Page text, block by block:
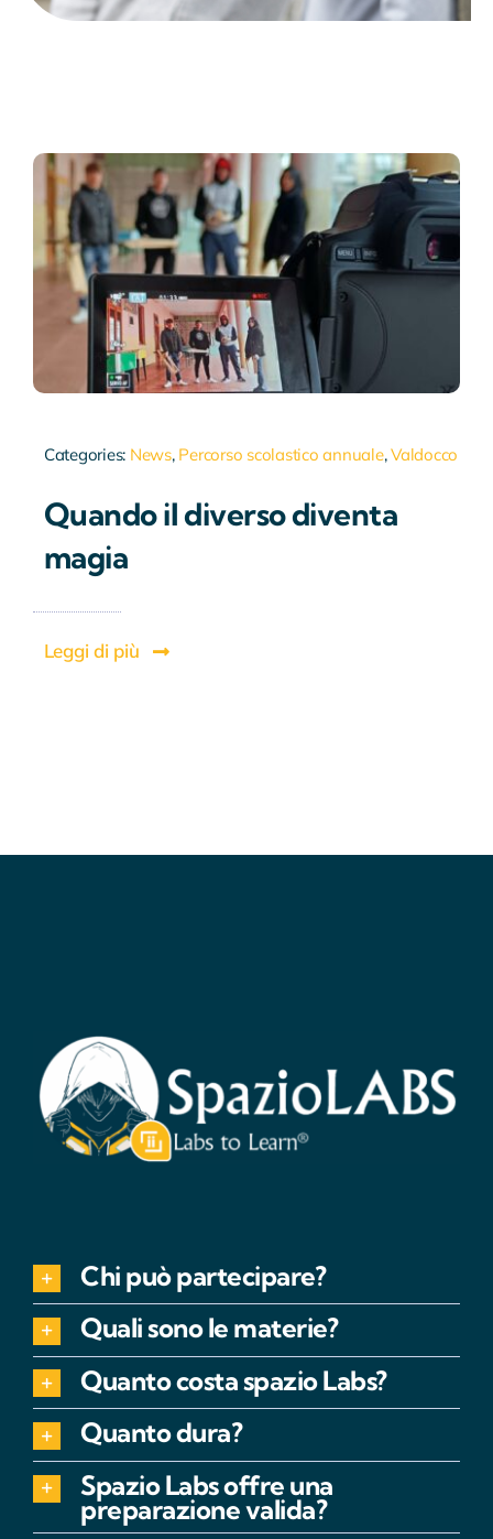
Categories: News, Percorso scolastico annuale,Valdocco
Quando il diverso diventa
magia
Leggi di più
Chi può partecipare?
Quali sono le materie?
Quanto costa spazio Labs?
Quanto dura?
Spazio Labs offre una
preparazione valida?